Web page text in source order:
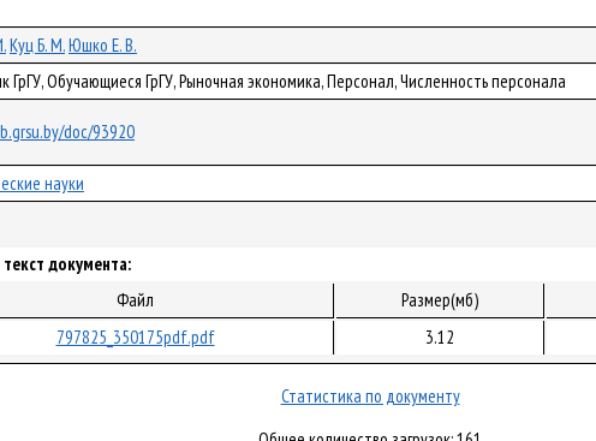
Куц Б. М.Юшко Е. В.
ГрГУ, Обучающиеся ГрГУ, Рыночная экономика, Персонал, Численность персонала
doc/93920
науки
документа:
Файл
Размер(мб)
797825_350175pdf.pdf
3.12
Статистика по документу